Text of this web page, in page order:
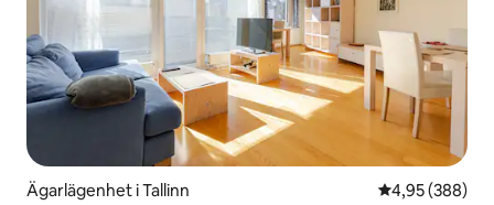
Ägarlägenhet i Tallinn 4,95 av 5 i
4,95 (388)